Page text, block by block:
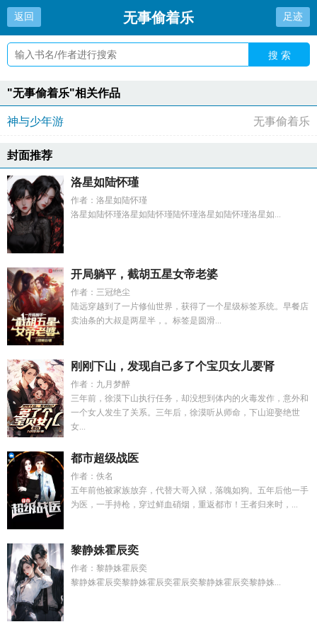
返回 无事偷着乐 足迹
搜 索
"无事偷着乐"相关作品
神与少年游 无事偷着乐
封面推荐
洛星如陆怀瑾
作者：洛星如陆怀瑾
洛星如陆怀瑾洛星如陆怀瑾陆怀瑾洛星如陆怀瑾洛星如...
开局躺平，截胡五星女帝老婆
作者：三冠绝尘
陆远穿越到了一片修仙世界，获得了一个星级标签系统。早餐店
卖油条的大叔是两星半，。标签是圆滑...
刚刚下山，发现自己多了个宝贝女儿要肾
作者：九月梦醉
三年前，徐漠下山执行任务，却没想到体内的火毒发作，意外和
一个女人发生了关系。三年后，徐漠听从师命，下山迎娶绝世
女...
都市超级战医
作者：佚名
五年前他被家族放弃，代替大哥入狱，落魄如狗。五年后他一手
为医，一手持枪，穿过鲜血硝烟，重返都市！王者归来时，...
黎静姝霍辰奕
作者：黎静姝霍辰奕
黎静姝霍辰奕黎静姝霍辰奕霍辰奕黎静姝霍辰奕黎静姝...